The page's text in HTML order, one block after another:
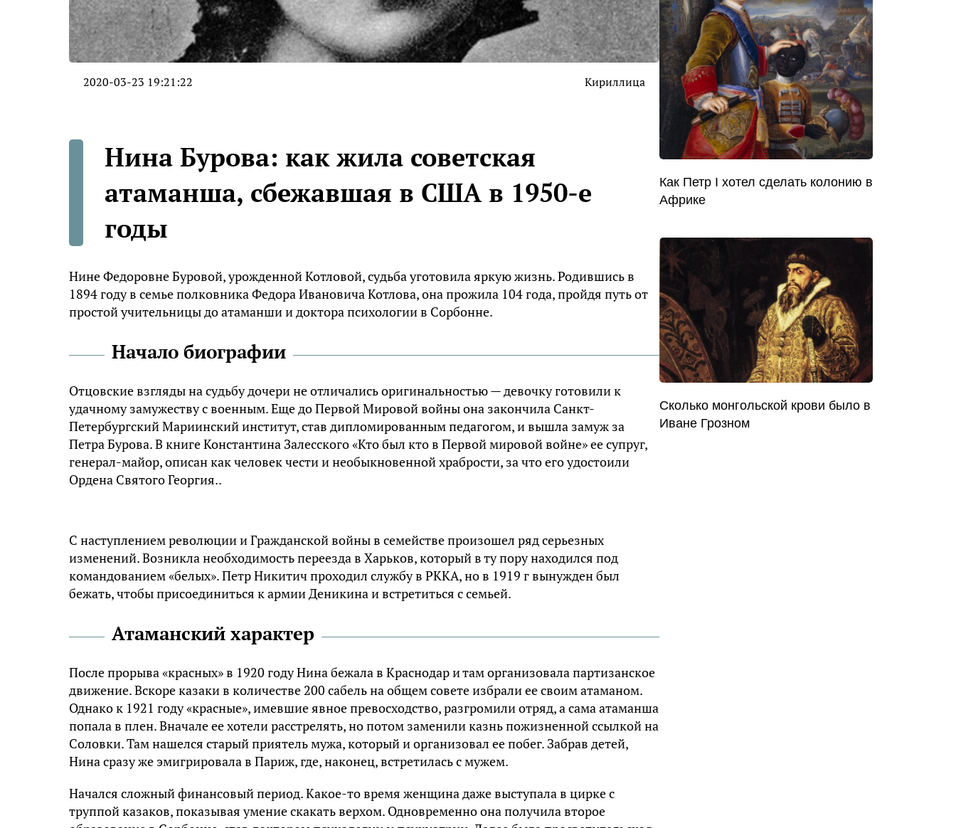
2020-03-23 19:21:22 Кириллица
Нина Бурова: как жила советская
атаманша, сбежавшая в США в 1950-е
годы
Нине Федоровне Буровой, урожденной Котловой, судьба уготовила яркую жизнь. Родившись в
1894 году в семье полковника Федора Ивановича Котлова, она прожила 104 года, пройдя путь от
простой учительницы до атаманши и доктора психологии в Сорбонне.
Начало биографии
Отцовские взгляды на судьбу дочери не отличались оригинальностью — девочку готовили к
удачному замужеству с военным. Еще до Первой Мировой войны она закончила Санкт-
Петербургский Мариинский институт, став дипломированным педагогом, и вышла замуж за
Петра Бурова. В книге Константина Залесского «Кто был кто в Первой мировой войне» ее супруг,
генерал-майор, описан как человек чести и необыкновенной храбрости, за что его удостоили
Ордена Святого Георгия..
С наступлением революции и Гражданской войны в семействе произошел ряд серьезных
изменений. Возникла необходимость переезда в Харьков, который в ту пору находился под
командованием «белых». Петр Никитич проходил службу в РККА, но в 1919 г вынужден был
бежать, чтобы присоединиться к армии Деникина и встретиться с семьей.
Атаманский характер
После прорыва «красных» в 1920 году Нина бежала в Краснодар и там организовала партизанское
движение. Вскоре казаки в количестве 200 сабель на общем совете избрали ее своим атаманом.
Однако к 1921 году «красные», имевшие явное превосходство, разгромили отряд, а сама атаманша
попала в плен. Вначале ее хотели расстрелять, но потом заменили казнь пожизненной ссылкой на
Соловки. Там нашелся старый приятель мужа, который и организовал ее побег. Забрав детей,
Нина сразу же эмигрировала в Париж, где, наконец, встретилась с мужем.
Начался сложный финансовый период. Какое-то время женщина даже выступала в цирке с
труппой казаков, показывая умение скакать верхом. Одновременно она получила второе
Как Петр I хотел сделать колонию в
Африке
Сколько монгольской крови было в
Иване Грозном